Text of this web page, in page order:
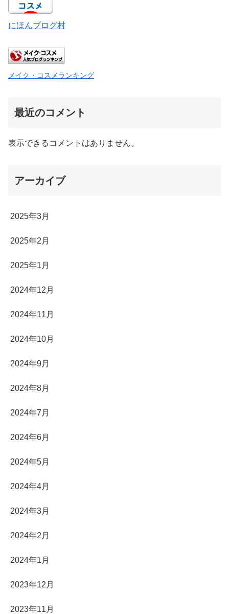
にほんブログ村
メイク・コスメランキング
最近のコメント
表示できるコメントはありません。
アーカイブ
2025年3月
2025年2月
2025年1月
2024年12月
2024年11月
2024年10月
2024年9月
2024年8月
2024年7月
2024年6月
2024年5月
2024年4月
2024年3月
2024年2月
2024年1月
2023年12月
2023年11月